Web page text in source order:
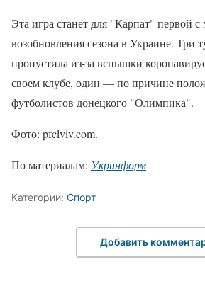
Эта игра станет для "Карпат" первой с
возобновления сезона в Украине. Три
пропустила из-за вспышки
своем клубе, один — по причине
футболистов донецкого "Олимпика".
Фото: pfclviv.com.
По материалам: Укринформ
Категории: Спорт
Добавить